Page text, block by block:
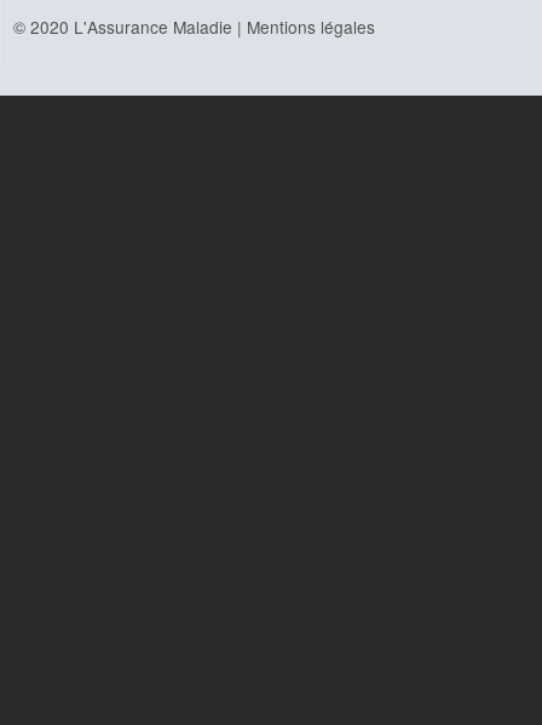
© 2020 L'Assurance Maladie | Mentions légales